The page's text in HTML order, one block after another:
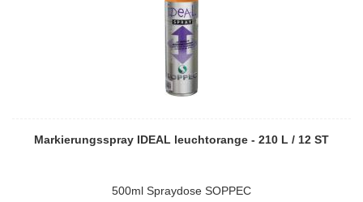
Markierungsspray IDEAL leuchtorange - 210 L / 12 ST
500ml Spraydose SOPPEC